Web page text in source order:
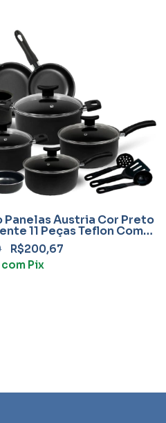
Panelas Áustria Cor Preto
11 Peças Teflon Com
R$200,67
com Pix